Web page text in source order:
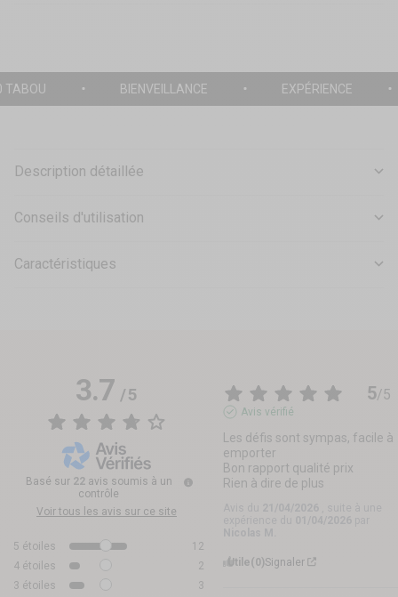
TABOU BIENVEILLANCE EXPÉRIENCE
Description détaillée
Conseils d'utilisation
Caractéristiques
3.7/5
Basé sur 22 avis soumis à un
contrôle
Voir tous les avis sur ce site
5 étoiles
12
4 étoiles
2
3 étoiles
3
5/5
Avis vérifié
Les défis sont sympas, facile à
emporter
Bon rapport qualité prix
Rien à dire de plus
Utile(0)Signaler